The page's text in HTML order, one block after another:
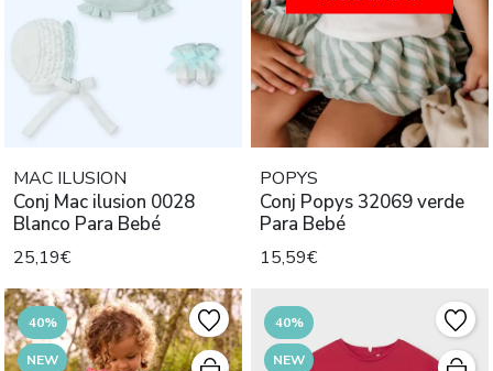
MAC ILUSION
Conj Mac ilusion 0028
Blanco Para Bebé
25,19€
POPYS
Conj Popys 32069 verde
Para Bebé
15,59€
40%
NEW
40%
NEW